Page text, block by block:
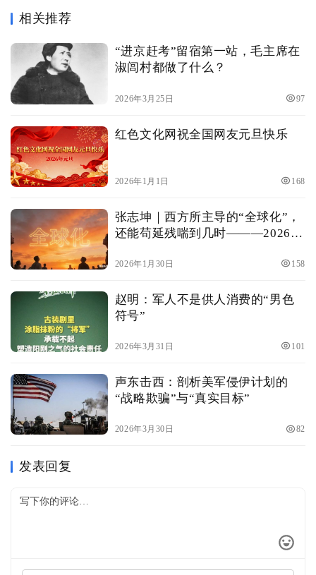
相关推荐
“进京赶考”留宿第一站，毛主席在
淑闾村都做了什么？
2026年3月25日 97
红色文化网祝全国网友元旦快乐
2026年1月1日 168
张志坤｜西方所主导的“全球化”，
还能苟延残喘到几时———2026年
2026年1月30日 158
赵明：军人不是供人消费的“男色
符号”
2026年3月31日 101
声东击西：剖析美军侵伊计划的
“战略欺骗”与“真实目标”
2026年3月30日 82
发表回复